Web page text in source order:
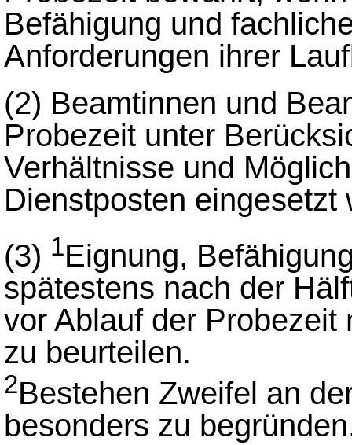
Befähigung und
Anforderungen ihrer
(2) Beamtinnen und
Probezeit unter
Verhältnisse und
Dienstposten eingesetzt
(3) 1Eignung,
spätestens nach der
vor Ablauf der
zu beurteilen.
2Bestehen Zweifel an
besonders zu